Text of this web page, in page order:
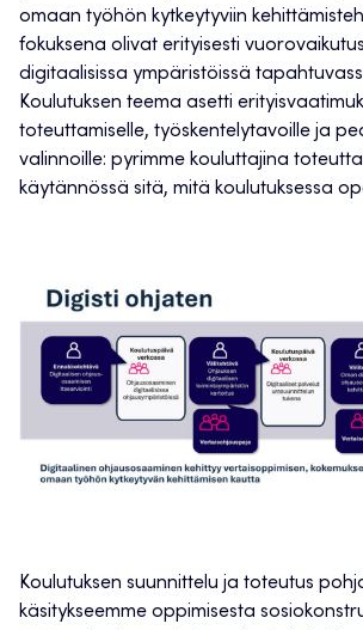
omaan työhön kytkeytyviin
fokuksena olivat erityisesti
digitaalisissa ympäristöissä
Koulutuksen teema asetti
toteuttamiselle, työskentelytavoille ja
valinnoille: pyrimme kouluttajina
käytännössä sitä, mitä koulutuksessa
Koulutuksen suunnittelu ja toteutus
käsitykseemme oppimisesta